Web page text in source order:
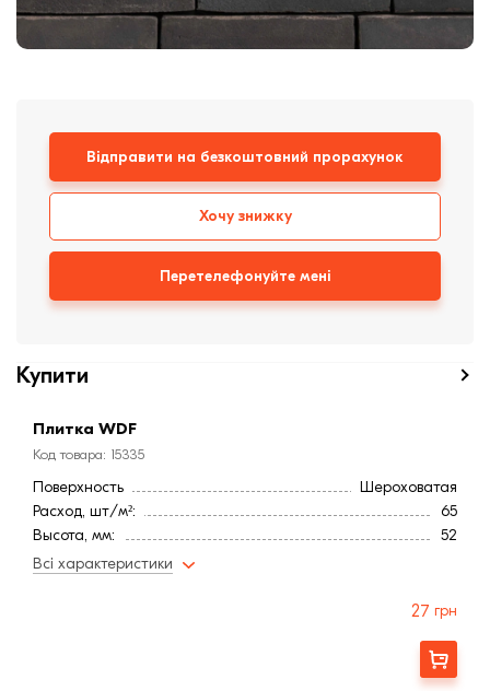
цегла
Дах
Будівельні суміші
Відправити на безкоштовний прорахунок
Хочу знижку
Перетелефонуйте мені
Купити
Плитка WDF
Код товара: 15335
Поверхность
Шероховатая
Расход, шт/м²:
65
Высота, мм:
52
Длина, мм:
20
200
Коричневый
Всі характеристики
27 грн
Замовити